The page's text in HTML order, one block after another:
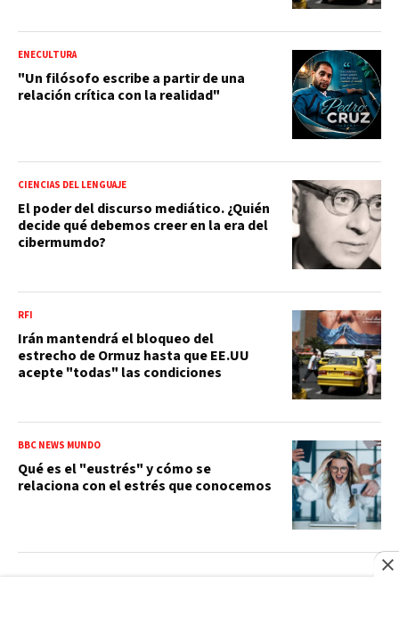
ENECULTURA
"Un filósofo escribe a partir de una
relación crítica con la realidad"
CIENCIAS DEL LENGUAJE
El poder del discurso mediático. ¿Quién
decide qué debemos creer en la era del
cibermumdo?
RFI
Irán mantendrá el bloqueo del
estrecho de Ormuz hasta que EE.UU
acepte "todas" las condiciones
BBC NEWS MUNDO
Qué es el "eustrés" y cómo se
relaciona con el estrés que conocemos